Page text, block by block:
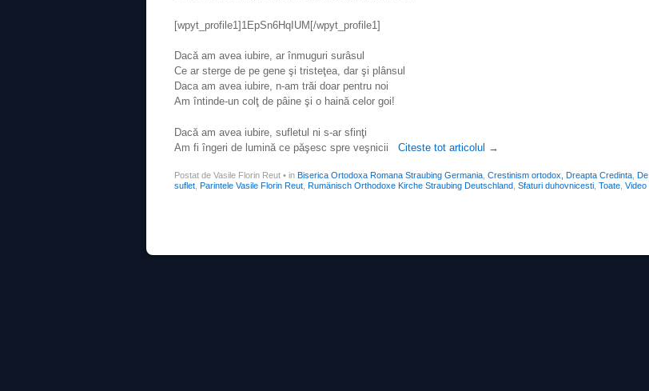
[wpyt_profile1]1EpSn6HqIUM[/wpyt_profile1]
Dacă am avea iubire, ar înmuguri surâsul
Ce ar sterge de pe gene şi tristeţea, dar şi plânsul
Daca am avea iubire, n-am trăi doar pentru noi
Am întinde-un colţ de pâine şi o haină celor goi!
Dacă am avea iubire, sufletul ni s-ar sfinţi
Am fi îngeri de lumină ce păşesc spre veşnicii Citeste tot articolul →
Postat de Vasile Florin Reut • in Biserica Ortodoxa Romana Straubing Germania Crestinism ortodox, Dreapta Credinta
De
suflet
Parintele Vasile Florin Reut Rumänisch Orthodoxe Kirche Straubing Deutschland Sfaturi duhovnicesti Toate Video